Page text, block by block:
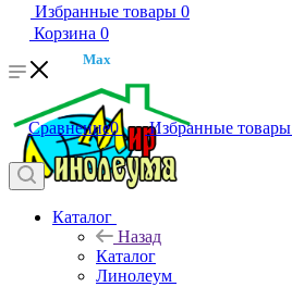
Избранные товары 0
Корзина 0
Max
Сравнение0 Избранные товары
Каталог
Назад
Каталог
Линолеум